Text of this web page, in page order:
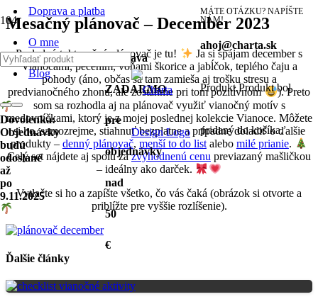
Doprava a platba
O mne
Blog
Doprava
ZADARMO
pre
objednávky
nad
50
€
MÁTE OTÁZKU? NAPÍŠTE
NÁM!
ahoj@charta.sk
ProduktProduktbol
pridaný do košíka.
Dovolenka:
Objednávky
budú
odoslané
až
po
9.11.2025
Mesačný plánovač – December 2023
Posledný tohtoročný plánovač je tu!
Ja si spájam december s
Vianocami, pečením, vôňami škorice a jabĺčok, teplého čaju a
pohody (áno, občas sa tam zamieša aj trošku stresu a
predvianočného zhonu, ale zostaňme pri tom pozitívnom
). Preto
som sa rozhodla aj na plánovač využiť vianočný motív s
medovníčkami, ktorý je z mojej poslednej kolekcie Vianoce. Môžete
si ho, samozrejme, stiahnuť bezplatne a prípadne doladiť o ďalšie
produkty – denný plánovač, menší to do listalebo milé prianie.
Celý set nájdete aj spolu zazvýhodnenú cenu previazaný mašličkou
– ideálny ako darček.
Vytlačte si ho a zapíšte všetko, čo vás čaká (obrázok si otvorte a
priblížte pre vyššie rozlíšenie).
Ďalšie články